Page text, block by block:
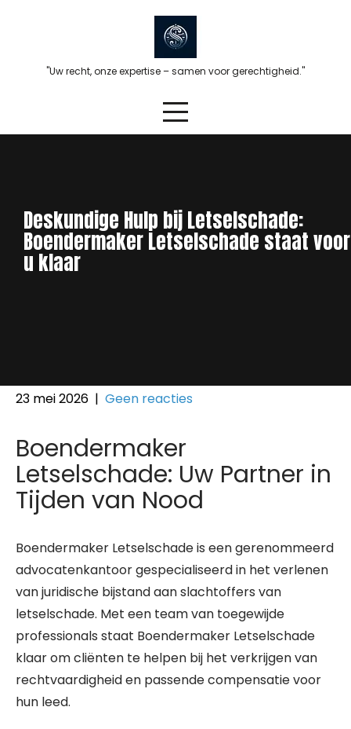
"Uw recht, onze expertise – samen voor gerechtigheid."
Deskundige Hulp bij Letselschade:
Boendermaker Letselschade staat voor
u klaar
23 mei 2026 | Geen reacties
Boendermaker
Letselschade: Uw Partner in
Tijden van Nood
Boendermaker Letselschade is een gerenommeerd
advocatenkantoor gespecialiseerd in het verlenen
van juridische bijstand aan slachtoffers van
letselschade. Met een team van toegewijde
professionals staat Boendermaker Letselschade
klaar om cliënten te helpen bij het verkrijgen van
rechtvaardigheid en passende compensatie voor
hun leed.